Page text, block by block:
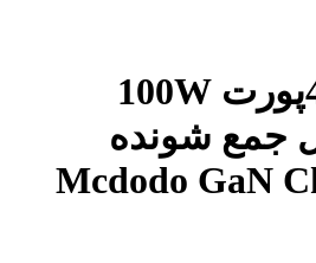
آداپتور شارژ 4پورت 100W
جمع شونده
Mcdodo GaN